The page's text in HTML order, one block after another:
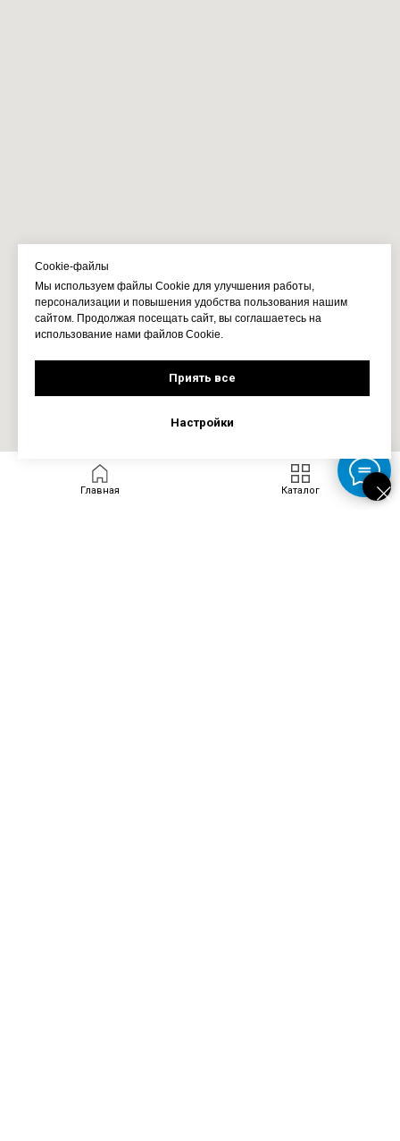
Cookie-файлы
Мы используем файлы Cookie для улучшения работы,
персонализации и повышения удобства пользования нашим
сайтом. Продолжая посещать сайт, вы соглашаетесь на
использование нами файлов Cookie.
Приять все
Настройки
Главная Каталог